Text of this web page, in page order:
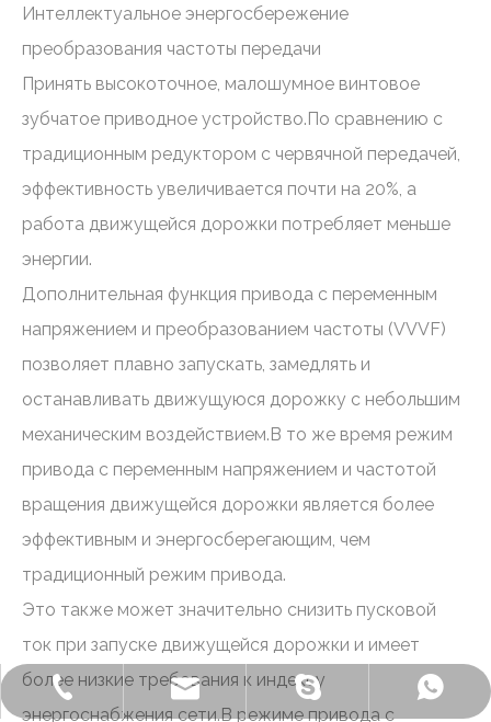
Интеллектуальное энергосбережение
преобразования частоты передачи
Принять высокоточное, малошумное винтовое
зубчатое приводное устройство.По сравнению с
традиционным редуктором с червячной передачей,
эффективность увеличивается почти на 20%, а
работа движущейся дорожки потребляет меньше
энергии.
Дополнительная функция привода с переменным
напряжением и преобразованием частоты (VVVF)
позволяет плавно запускать, замедлять и
останавливать движущуюся дорожку с небольшим
механическим воздействием.В то же время режим
привода с переменным напряжением и частотой
вращения движущейся дорожки является более
эффективным и энергосберегающим, чем
традиционный режим привода.
Это также может значительно снизить пусковой
ток при запуске движущейся дорожки и имеет
более низкие требования к индексу
энергоснабжения сети.В режиме привода с
+86-572-2235922
delfar@delfar.cn
Бензонелеватор
+86-13511261762